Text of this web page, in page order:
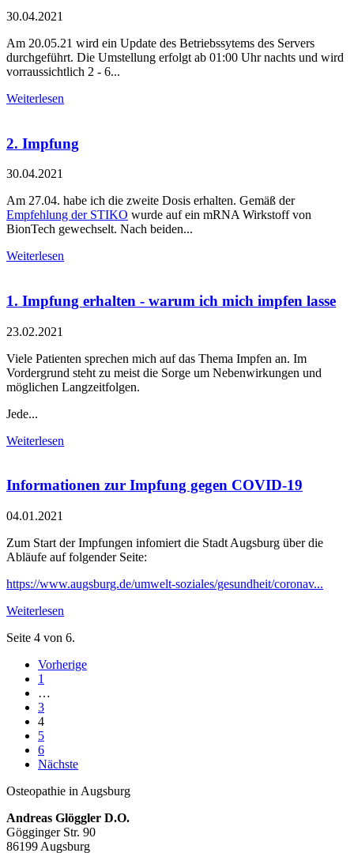
30.04.2021
Am 20.05.21 wird ein Update des Betriebssytems des Servers
durchgeführt. Die Umstellung erfolgt ab 01:00 Uhr nachts und wird
vorraussichtlich 2 - 6...
Weiterlesen
2. Impfung
30.04.2021
Am 27.04. habe ich die zweite Dosis erhalten. Gemäß der
Empfehlung der STIKO wurde auf ein mRNA Wirkstoff von
BionTech gewechselt. Nach beiden...
Weiterlesen
1. Impfung erhalten - warum ich mich impfen lasse
23.02.2021
Viele Patienten sprechen mich auf das Thema Impfen an. Im
Vordergrund steht zu meist die Sorge um Nebenwirkungen und
möglichen Langzeitfolgen.
Jede...
Weiterlesen
Informationen zur Impfung gegen COVID-19
04.01.2021
Zum Start der Impfungen infomiert die Stadt Augsburg über die
Abläufe auf folgender Seite:
https://www.augsburg.de/umwelt-soziales/gesundheit/coronav...
Weiterlesen
Seite 4 von 6.
Vorherige
1
…
3
4
5
6
Nächste
Osteopathie in Augsburg
Andreas Glöggler D.O.
Gögginger Str. 90
86199 Augsburg